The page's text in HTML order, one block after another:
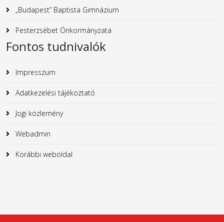
„Budapest” Baptista Gimnázium
Pesterzsébet Önkormányzata
Fontos tudnivalók
Impresszum
Adatkezelési tájékoztató
Jogi közlemény
Webadmin
Korábbi weboldal